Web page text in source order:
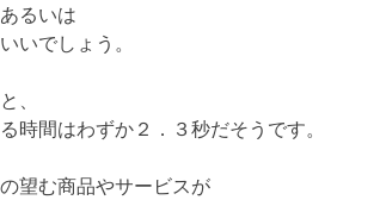
るいは
いでしょう。
、
時間はわずか２．３秒だそうです。
望む商品やサービスが